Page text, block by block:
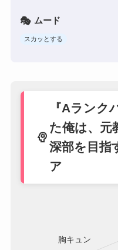
ムード
スカッとする
psychology
『Aランク
た俺は、元
深部を目指
ア